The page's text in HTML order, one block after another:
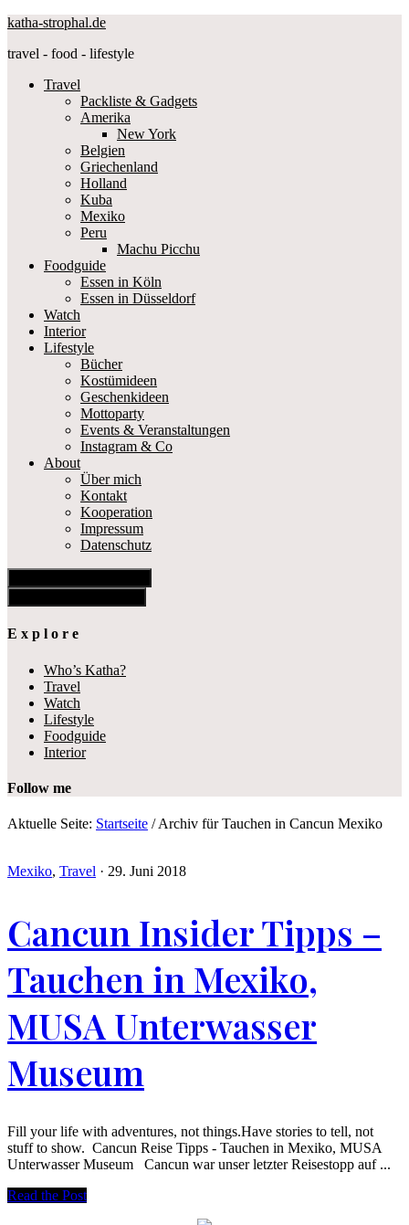
katha-strophal.de
travel - food - lifestyle
Travel
Packliste & Gadgets
Amerika
New York
Belgien
Griechenland
Holland
Kuba
Mexiko
Peru
Machu Picchu
Foodguide
Essen in Köln
Essen in Düsseldorf
Watch
Interior
Lifestyle
Bücher
Kostümideen
Geschenkideen
Mottoparty
Events & Veranstaltungen
Instagram & Co
About
Über mich
Kontakt
Kooperation
Impressum
Datenschutz
E x p l o r e
Who’s Katha?
Travel
Watch
Lifestyle
Foodguide
Interior
Follow me
Aktuelle Seite: Startseite /Archiv für Tauchen in Cancun Mexiko
Mexiko, Travel · 29. Juni 2018
Cancun Insider Tipps –
Tauchen in Mexiko,
MUSA Unterwasser
Museum
Fill your life with adventures, not things.Have stories to tell, not
stuff to show. Cancun Reise Tipps - Tauchen in Mexiko, MUSA
Unterwasser Museum Cancun war unser letzter Reisestopp auf ...
Read the Post